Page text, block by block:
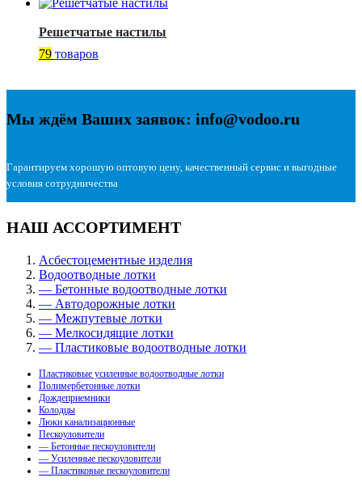
Решетчатые настилы
79 товаров
Мы ждём Ваших заявок: info@vodoo.ru
Гарантируем хорошую оптовую цену, качественный сервис и выгодные
условия сотрудничества
НАШ АССОРТИМЕНТ
Асбестоцементные изделия
Водоотводные лотки
— Бетонные водоотводные лотки
— Автодорожные лотки
— Межпутевые лотки
— Мелкосидящие лотки
— Пластиковые водоотводные лотки
Пластиковые усиленные водоотводные лотки
Полимербетонные лотки
Дождеприемники
Колодцы
Люки канализационные
Пескоуловители
— Бетонные пескоуловители
— Усиленные пескоуловители
— Пластиковые пескоуловители